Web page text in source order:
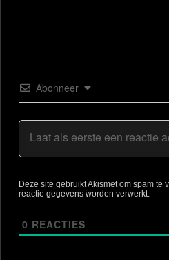
Abonneer
Deze site gebruikt Akismet om spam te
reactie gegevens worden verwerkt.
0 REACTIES